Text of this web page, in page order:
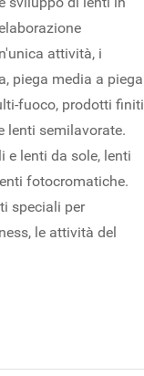
attività, i
piega media a piega
fuoco, prodotti finiti
lenti semilavorate.
e lenti da sole, lenti
fotocromatiche.
speciali per
le attività del